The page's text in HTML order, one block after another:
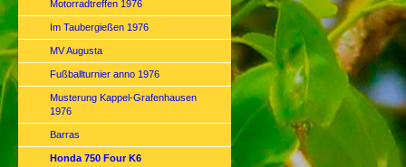
Motorradtreffen 1976
Im Taubergießen 1976
MV Augusta
Fußballturnier anno 1976
Musterung Kappel-Grafenhausen
1976
Barras
Honda 750 Four K6